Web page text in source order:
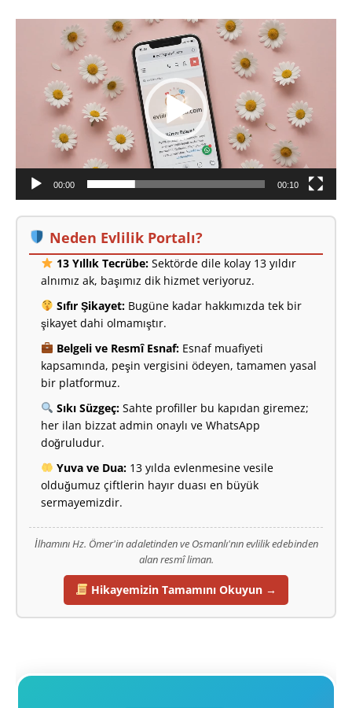
00:00 00:10
Neden Evlilik Portalı?
13 Yıllık Tecrübe:Sektörde dile kolay 13 yıldır
alnımız ak, başımız dik hizmet veriyoruz.
Sıfır Şikayet:Bugüne kadar hakkımızda tek bir
şikayet dahi olmamıştır.
Belgeli ve Resmî Esnaf:Esnaf muafiyeti
kapsamında, peşin vergisini ödeyen, tamamen yasal
bir platformuz.
Sıkı Süzgeç:Sahte profiller bu kapıdan giremez;
her ilan bizzat admin onaylı ve WhatsApp
doğruludur.
Yuva ve Dua:13 yılda evlenmesine vesile
olduğumuz çiftlerin hayır duası en büyük
sermayemizdir.
İlhamını Hz. Ömer'in adaletinden ve Osmanlı'nın evlilik edebinden
alan resmî liman.
Hikayemizin Tamamını Okuyun →